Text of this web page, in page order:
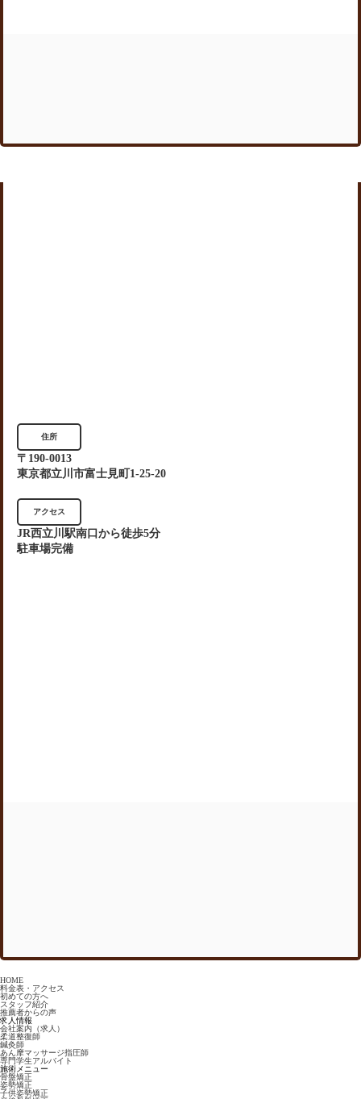
住所
〒190-0013
東京都立川市富士見町1-25-20
アクセス
JR西立川駅南口から徒歩5分
駐車場完備
HOME
料金表・アクセス
初めての方へ
スタッフ紹介
推薦者からの声
求人情報
会社案内（求人）
柔道整復師
鍼灸師
あん摩マッサージ指圧師
専門学生アルバイト
施術メニュー
骨盤矯正
姿勢矯正
子供姿勢矯正